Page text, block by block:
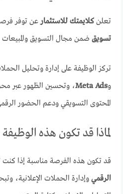
تعلنكلايمتك للاستثمارعن توفر
تسويق ضمن مجال التسويق
تركز الوظيفة على إدارة وتحليل
وMeta Ads، وتحسين الظهور عبر
المحتوى التسويقي ودعم الحضور
لماذا قد تكون هذه
قد تكون هذه الفرصة مناسبة إذا
الرقمي وإدارة الحملات الإعلانية،